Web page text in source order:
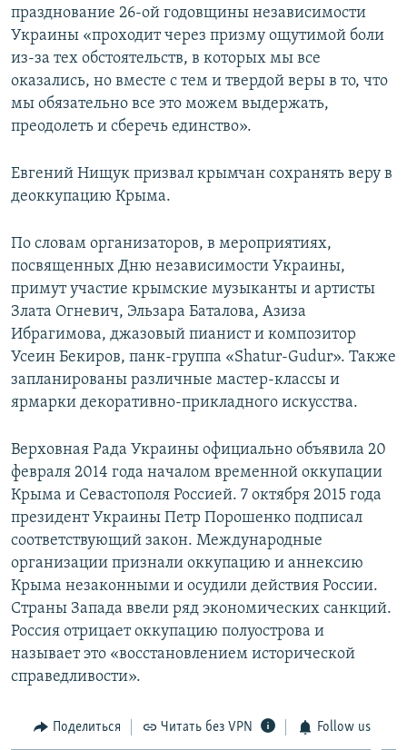
празднование 26-ой годовщины независимости
Украины «проходит через призму ощутимой боли
из-за тех обстоятельств, в которых мы все
оказались, но вместе с тем и твердой веры в то, что
мы обязательно все это можем выдержать,
преодолеть и сберечь единство».
Евгений Нищук призвал крымчан сохранять веру в
деоккупацию Крыма.
По словам организаторов, в мероприятиях,
посвященных Дню независимости Украины,
примут участие крымские музыканты и артисты
Злата Огневич, Эльзара Баталова, Азиза
Ибрагимова, джазовый пианист и композитор
Усеин Бекиров, панк-группа «Shatur-Gudur». Также
запланированы различные мастер-классы и
ярмарки декоративно-прикладного искусства.
Верховная Рада Украины официально объявила 20
февраля 2014 года началом временной оккупации
Крыма и Севастополя Россией. 7 октября 2015 года
президент Украины Петр Порошенко подписал
соответствующий закон. Международные
организации признали оккупацию и аннексию
Крыма незаконными и осудили действия России.
Страны Запада ввели ряд экономических санкций.
Россия отрицает оккупацию полуострова и
называет это «восстановлением исторической
справедливости».
Поделиться Читать без VPN Follow us